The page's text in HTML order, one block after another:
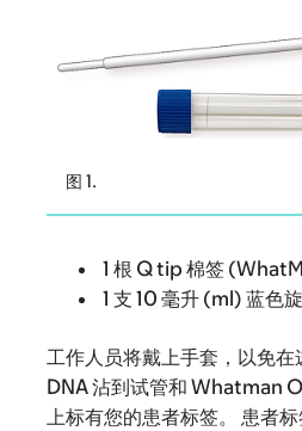
图 1.
1 根 Q tip 棉签
1 支 10 毫升 (ml) 蓝色
工作人员将戴上手套，以免在
DNA 沾到试管和 Whatman
上标有您的患者标签。 患者